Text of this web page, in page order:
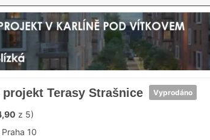
Terasy Strašnice Vyprodáno
z 5)
Praha 10